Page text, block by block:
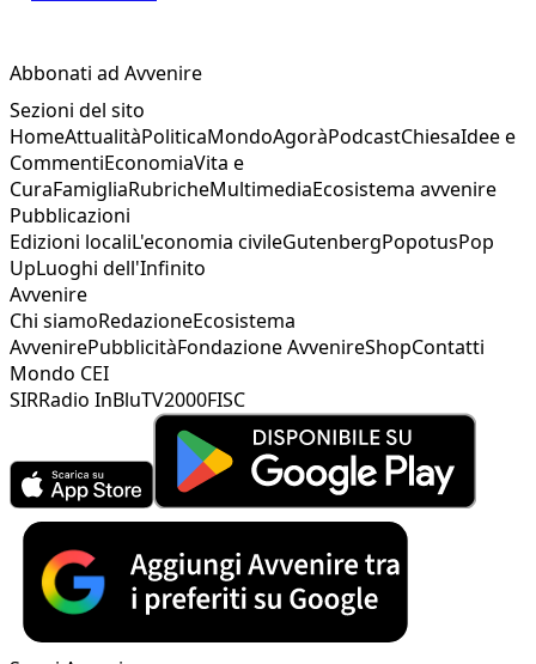
Abbonati ad Avvenire
Sezioni del sito
HomeAttualitàPoliticaMondoAgoràPodcastChiesaIdee e
CommentiEconomiaVita e
CuraFamigliaRubricheMultimediaEcosistema avvenire
Pubblicazioni
Edizioni localiL'economia civileGutenbergPopotusPop
UpLuoghi dell'Infinito
Avvenire
Chi siamoRedazioneEcosistema
AvvenirePubblicitàFondazione AvvenireShopContatti
Mondo CEI
SIRRadio InBluTV2000FISC